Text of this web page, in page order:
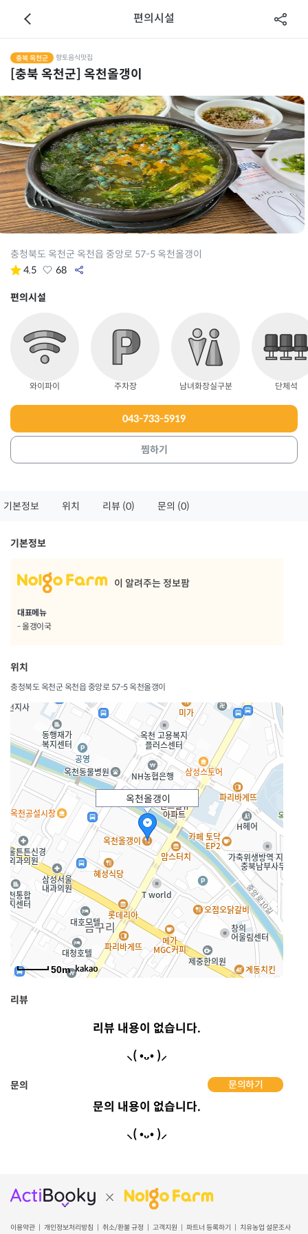
편의시설
충북 옥천군 향토음식맛집
[충북 옥천군] 옥천올갱이
충청북도 옥천군 옥천읍 중앙로 57-5 옥천올갱이
4.5
68
편의시설
와이파이 주차장 남녀화장실구분 단체석
043-733-5919
찜하기
기본정보 위치 리뷰 (0) 문의 (0)
기본정보
이 알려주는 정보팜
대표메뉴
- 올갱이국
위치
충청북도 옥천군 옥천읍 중앙로 57-5 옥천올갱이
옥천올갱이
50m
리뷰
리뷰 내용이 없습니다.
⸜( •ᴗ• )⸝
문의 문의하기
문의 내용이 없습니다.
⸜( •ᴗ• )⸝
이용약관 개인정보처리방침 취소/환불 규정 고객지원 파트너 등록하기 치유농업 설문조사